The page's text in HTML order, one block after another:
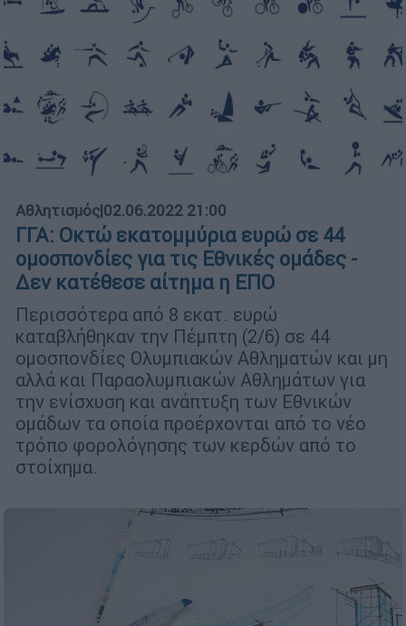
Αθλητισμός|02.06.2022 21:00
ΓΓΑ: Οκτώ εκατομμύρια ευρώ σε 44
ομοσπονδίες για τις Εθνικές ομάδες -
Δεν κατέθεσε αίτημα η ΕΠΟ
Περισσότερα από 8 εκατ. ευρώ
καταβλήθηκαν την Πέμπτη (2/6) σε 44
ομοσπονδίες Ολυμπιακών Αθληματών και μη
αλλά και Παραολυμπιακών Αθλημάτων για
την ενίσχυση και ανάπτυξη των Εθνικών
ομάδων τα οποία προέρχονται από το νέο
τρόπο φορολόγησης των κερδών από το
στοίχημα.